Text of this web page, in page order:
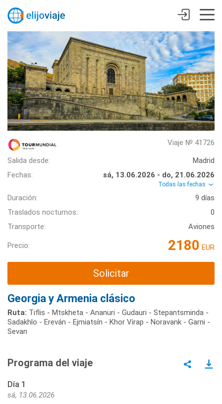
Viaje № 41726
Salida desde:
Madrid
Fechas:
sá, 13.06.2026 - do, 21.06.2026
Todas las fechas
Duración:
9 días
Traslados nocturnos:
0
Transporte:
Aviones
Precio: 2180 EUR
Solicitar
Georgia y Armenia clásico
Ruta: Tiflis - Mtskheta - Ananuri - Gudauri - Stepantsminda -
Sadakhlo - Ereván - Ejmiatsín - Khor Virap - Noravank - Garni -
Sevan
Programa del viaje
Día 1
sá, 13.06.2026